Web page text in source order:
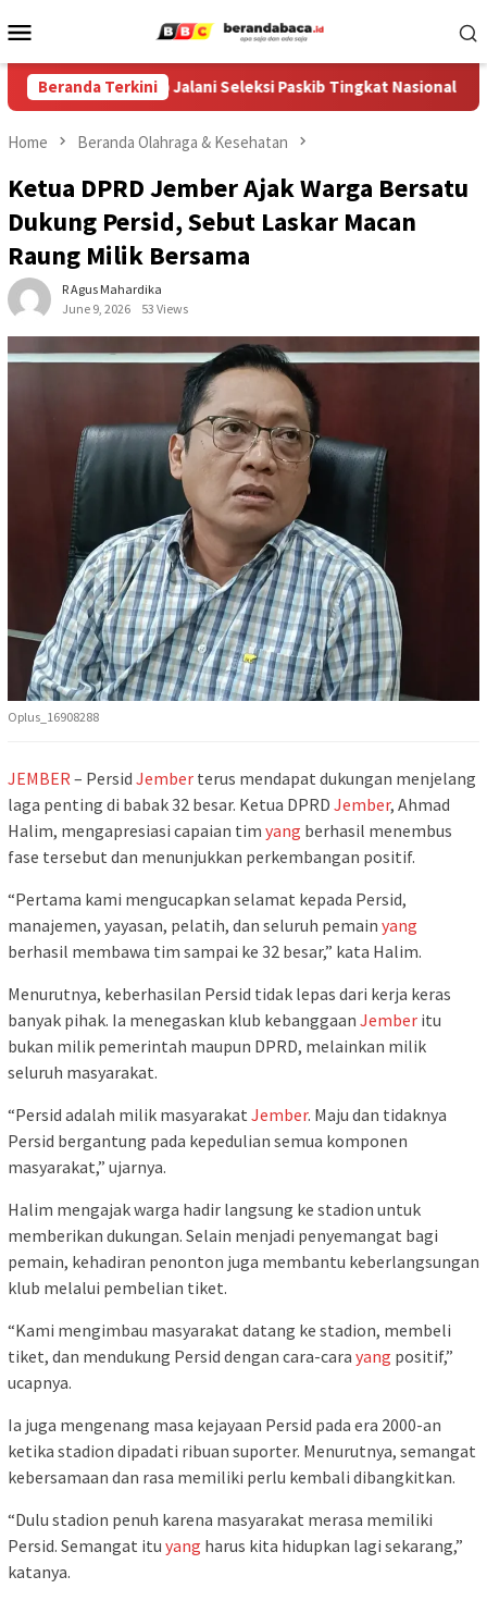
to
Menu
Beranda Terkini
Diani Siap Jalani Seleksi Paskib Tingkat Nasional
Home Beranda Olahraga & Kesehatan
Ketua DPRD Jember Ajak Warga Bersatu
Dukung Persid, Sebut Laskar Macan
Raung Milik Bersama
R Agus Mahardika
June 9, 2026
53 Views
Oplus_16908288
JEMBER – Persid Jember terus mendapat dukungan menjelang
laga penting di babak 32 besar. Ketua DPRD Jember, Ahmad
Halim, mengapresiasi capaian tim yang berhasil menembus
fase tersebut dan menunjukkan perkembangan positif.
“Pertama kami mengucapkan selamat kepada Persid,
manajemen, yayasan, pelatih, dan seluruh pemain yang
berhasil membawa tim sampai ke 32 besar,” kata Halim.
Menurutnya, keberhasilan Persid tidak lepas dari kerja keras
banyak pihak. Ia menegaskan klub kebanggaan Jember itu
bukan milik pemerintah maupun DPRD, melainkan milik
seluruh masyarakat.
“Persid adalah milik masyarakat Jember. Maju dan tidaknya
Persid bergantung pada kepedulian semua komponen
masyarakat,” ujarnya.
Halim mengajak warga hadir langsung ke stadion untuk
memberikan dukungan. Selain menjadi penyemangat bagi
pemain, kehadiran penonton juga membantu keberlangsungan
klub melalui pembelian tiket.
“Kami mengimbau masyarakat datang ke stadion, membeli
tiket, dan mendukung Persid dengan cara-cara yang positif,”
ucapnya.
Ia juga mengenang masa kejayaan Persid pada era 2000-an
ketika stadion dipadati ribuan suporter. Menurutnya, semangat
kebersamaan dan rasa memiliki perlu kembali dibangkitkan.
“Dulu stadion penuh karena masyarakat merasa memiliki
Persid. Semangat itu yang harus kita hidupkan lagi sekarang,”
katanya.